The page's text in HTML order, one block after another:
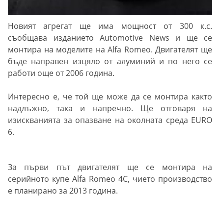
Новият агрегат ще има мощност от 300 к.с.
съобщава изданието Automotive News и ще се
монтира на моделите на Alfa Romeo. Двигателят ще
бъде направен изцяло от алуминий и по него се
работи още от 2006 година.
Интересно е, че той ще може да се монтира както
надлъжно, така и напречно. Ще отговаря на
изискванията за опазване на околната среда EURO
6.
За първи път двигателят ще се монтира на
серийното купе Alfa Romeo 4C, чието производство
е планирано за 2013 година.